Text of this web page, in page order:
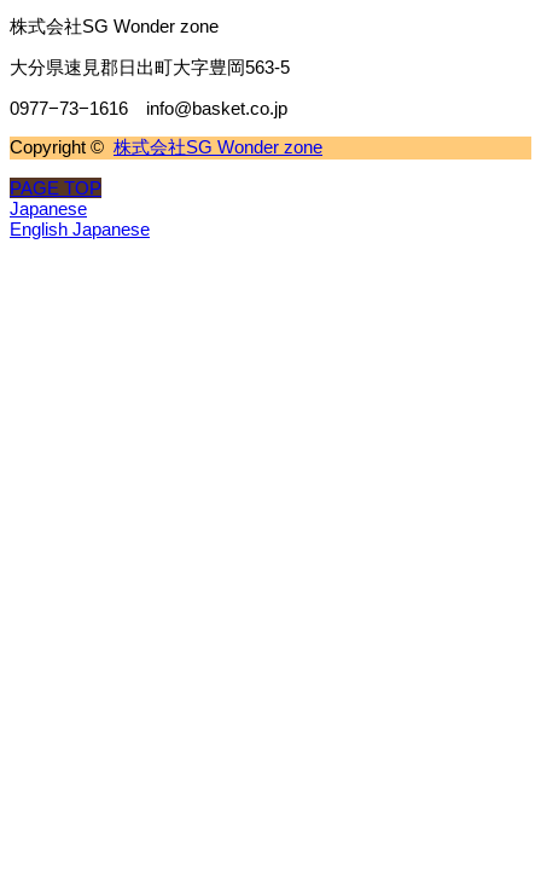
株式会社SG Wonder zone
大分県速見郡日出町大字豊岡563-5
0977−73−1616 info@basket.co.jp
Copyright © 株式会社SG Wonder zone
PAGE TOP
Japanese
English Japanese